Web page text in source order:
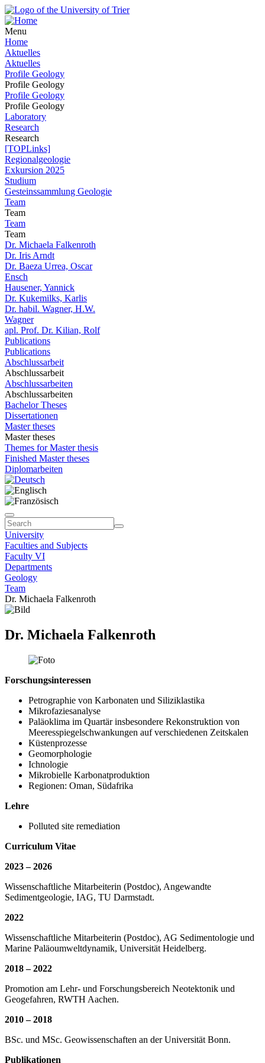
Menu
Home
Aktuelles
Aktuelles
Profile Geology
Profile Geology
Profile Geology
Profile Geology
Laboratory
Research
Research
[TOPLinks]
Regionalgeologie
Exkursion 2025
Studium
Gesteinssammlung Geologie
Team
Team
Team
Team
Dr. Michaela Falkenroth
Dr. Iris Arndt
Dr. Baeza Urrea, Oscar
Ensch
Hausener, Yannick
Dr. Kukemilks, Karlis
Dr. habil. Wagner, H.W.
Wagner
apl. Prof. Dr. Kilian, Rolf
Publications
Publications
Abschlussarbeit
Abschlussarbeit
Abschlussarbeiten
Abschlussarbeiten
Bachelor Theses
Dissertationen
Master theses
Master theses
Themes for Master thesis
Finished Master theses
Diplomarbeiten
University
Faculties and Subjects
Faculty VI
Departments
Geology
Team
Dr. Michaela Falkenroth
Dr. Michaela Falkenroth
Forschungsinteressen
Petrographie von Karbonaten und Siliziklastika
Mikrofaziesanalyse
Paläoklima im Quartär insbesondere Rekonstruktion von
Meeresspiegelschwankungen auf verschiedenen Zeitskalen
Küstenprozesse
Geomorphologie
Ichnologie
Mikrobielle Karbonatproduktion
Regionen: Oman, Südafrika
Lehre
Polluted site remediation
Curriculum Vitae
2023 – 2026
Wissenschaftliche Mitarbeiterin (Postdoc), Angewandte
Sedimentgeologie, IAG, TU Darmstadt.
2022
Wissenschaftliche Mitarbeiterin (Postdoc), AG Sedimentologie und
Marine Paläoumweltdynamik, Universität Heidelberg.
2018 – 2022
Promotion am Lehr- und Forschungsbereich Neotektonik und
Geogefahren, RWTH Aachen.
2010 – 2018
BSc. und MSc. Geowissenschaften an der Universität Bonn.
Publikationen